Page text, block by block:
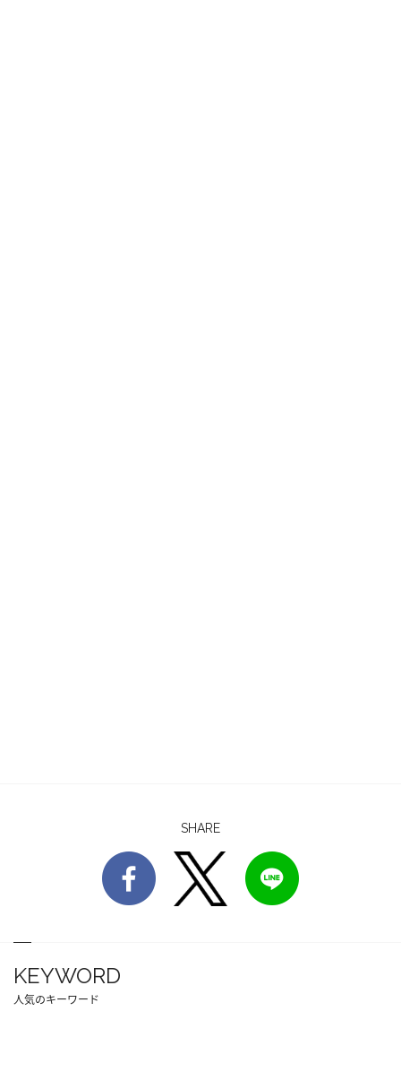
SHARE
KEYWORD
人気のキーワード